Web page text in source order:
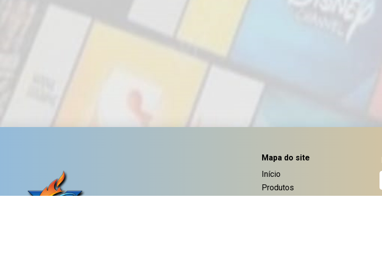
Mapa do site
Início
Produtos